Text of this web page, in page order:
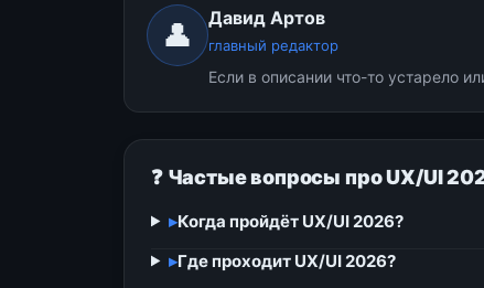
👤 Давид Артов
главный редактор
Если в описании что-то устарело
❓ Частые вопросы про UX/UI
▸Когда пройдёт UX/UI 2026?
▸Где проходит UX/UI 2026?